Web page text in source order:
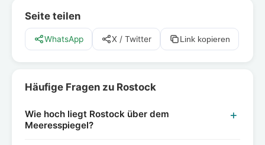
Seite teilen
WhatsApp X / Twitter Link kopieren
Häufige Fragen zu Rostock
Wie hoch liegt Rostock über dem
Meeresspiegel?